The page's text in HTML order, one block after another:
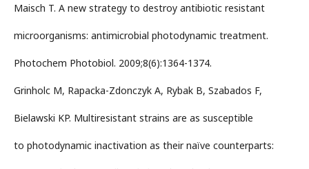
Maisch T. A new strategy to destroy antibiotic resistant
microorganisms: antimicrobial photodynamic treatment.
Photochem Photobiol. 2009;8(6):1364-1374.
Grinholc M, Rapacka-Zdonczyk A, Rybak B, Szabados F,
Bielawski KP. Multiresistant strains are as susceptible
to photodynamic inactivation as their naïve counterparts: